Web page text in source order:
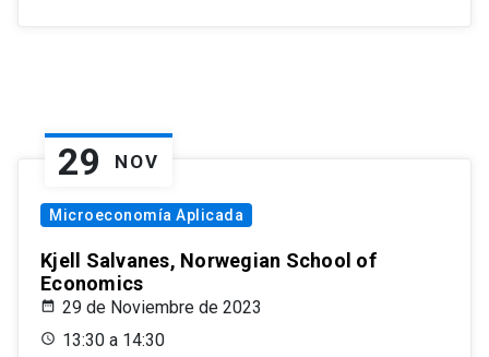
29 NOV
Microeconomía Aplicada
Kjell Salvanes, Norwegian School of
Economics
29 de Noviembre de 2023
13:30 a 14:30